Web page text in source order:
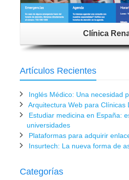
Clínica
Artículos Recientes
Inglés Médico: Una necesidad
Arquitectura Web para Clínicas
Estudiar medicina en España:
universidades
Plataformas para adquirir
Insurtech: La nueva forma de
Categorías